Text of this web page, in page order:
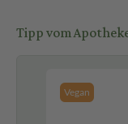
Tipp vom
Vegan